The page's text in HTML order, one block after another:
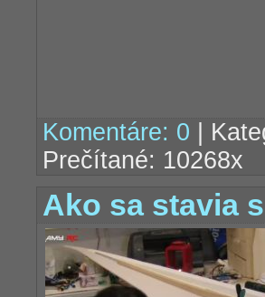
Komentáre: 0 |
Prečítané: 10268x
Ako sa stavia